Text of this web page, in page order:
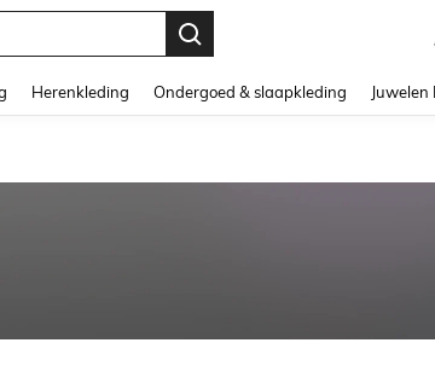
Herenkleding Ondergoed & slaapkleding Juwelen